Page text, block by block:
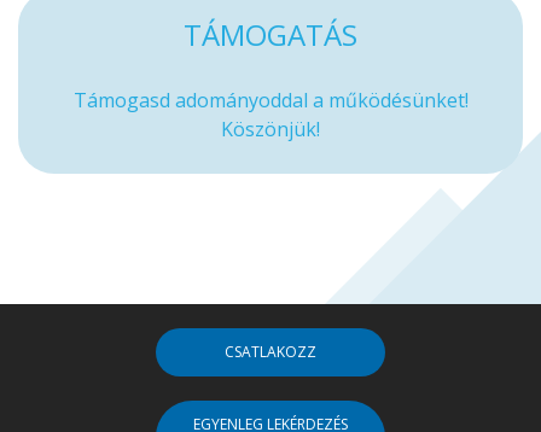
TÁMOGATÁS
Támogasd adományoddal a működésünket!
Köszönjük!
CSATLAKOZZ
EGYENLEG LEKÉRDEZÉS